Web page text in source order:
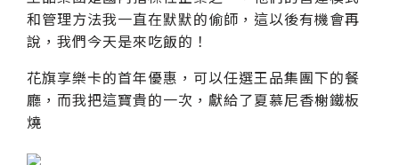
和管理方法我一直在默默的偷師，這以後有機會再
說，我們今天是來吃飯的！
花旗享樂卡的首年優惠，可以任選王品集團下的餐
廳，而我把這寶貴的一次，獻給了夏慕尼香榭鐵板
燒